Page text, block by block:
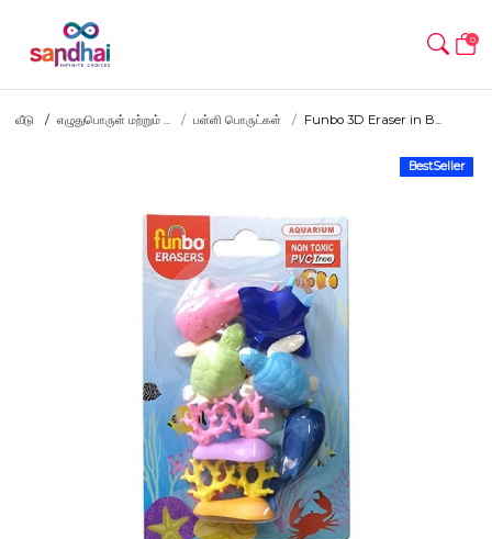
0
வீடு எழுதுபொருள் மற்றும் ... பள்ளி பொருட்கள் Funbo 3D Eraser in B...
BestSeller